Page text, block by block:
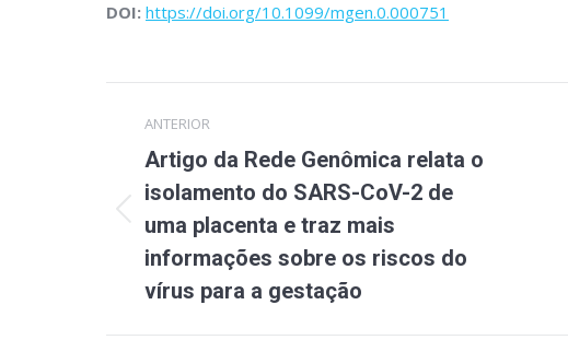
DOI: https://doi.org/10.1099/mgen.0.000751
post:
ANTERIOR
Post
anterior:
Artigo da Rede Genômica relata o
isolamento do SARS-CoV-2 de
uma placenta e traz mais
informações sobre os riscos do
vírus para a gestação